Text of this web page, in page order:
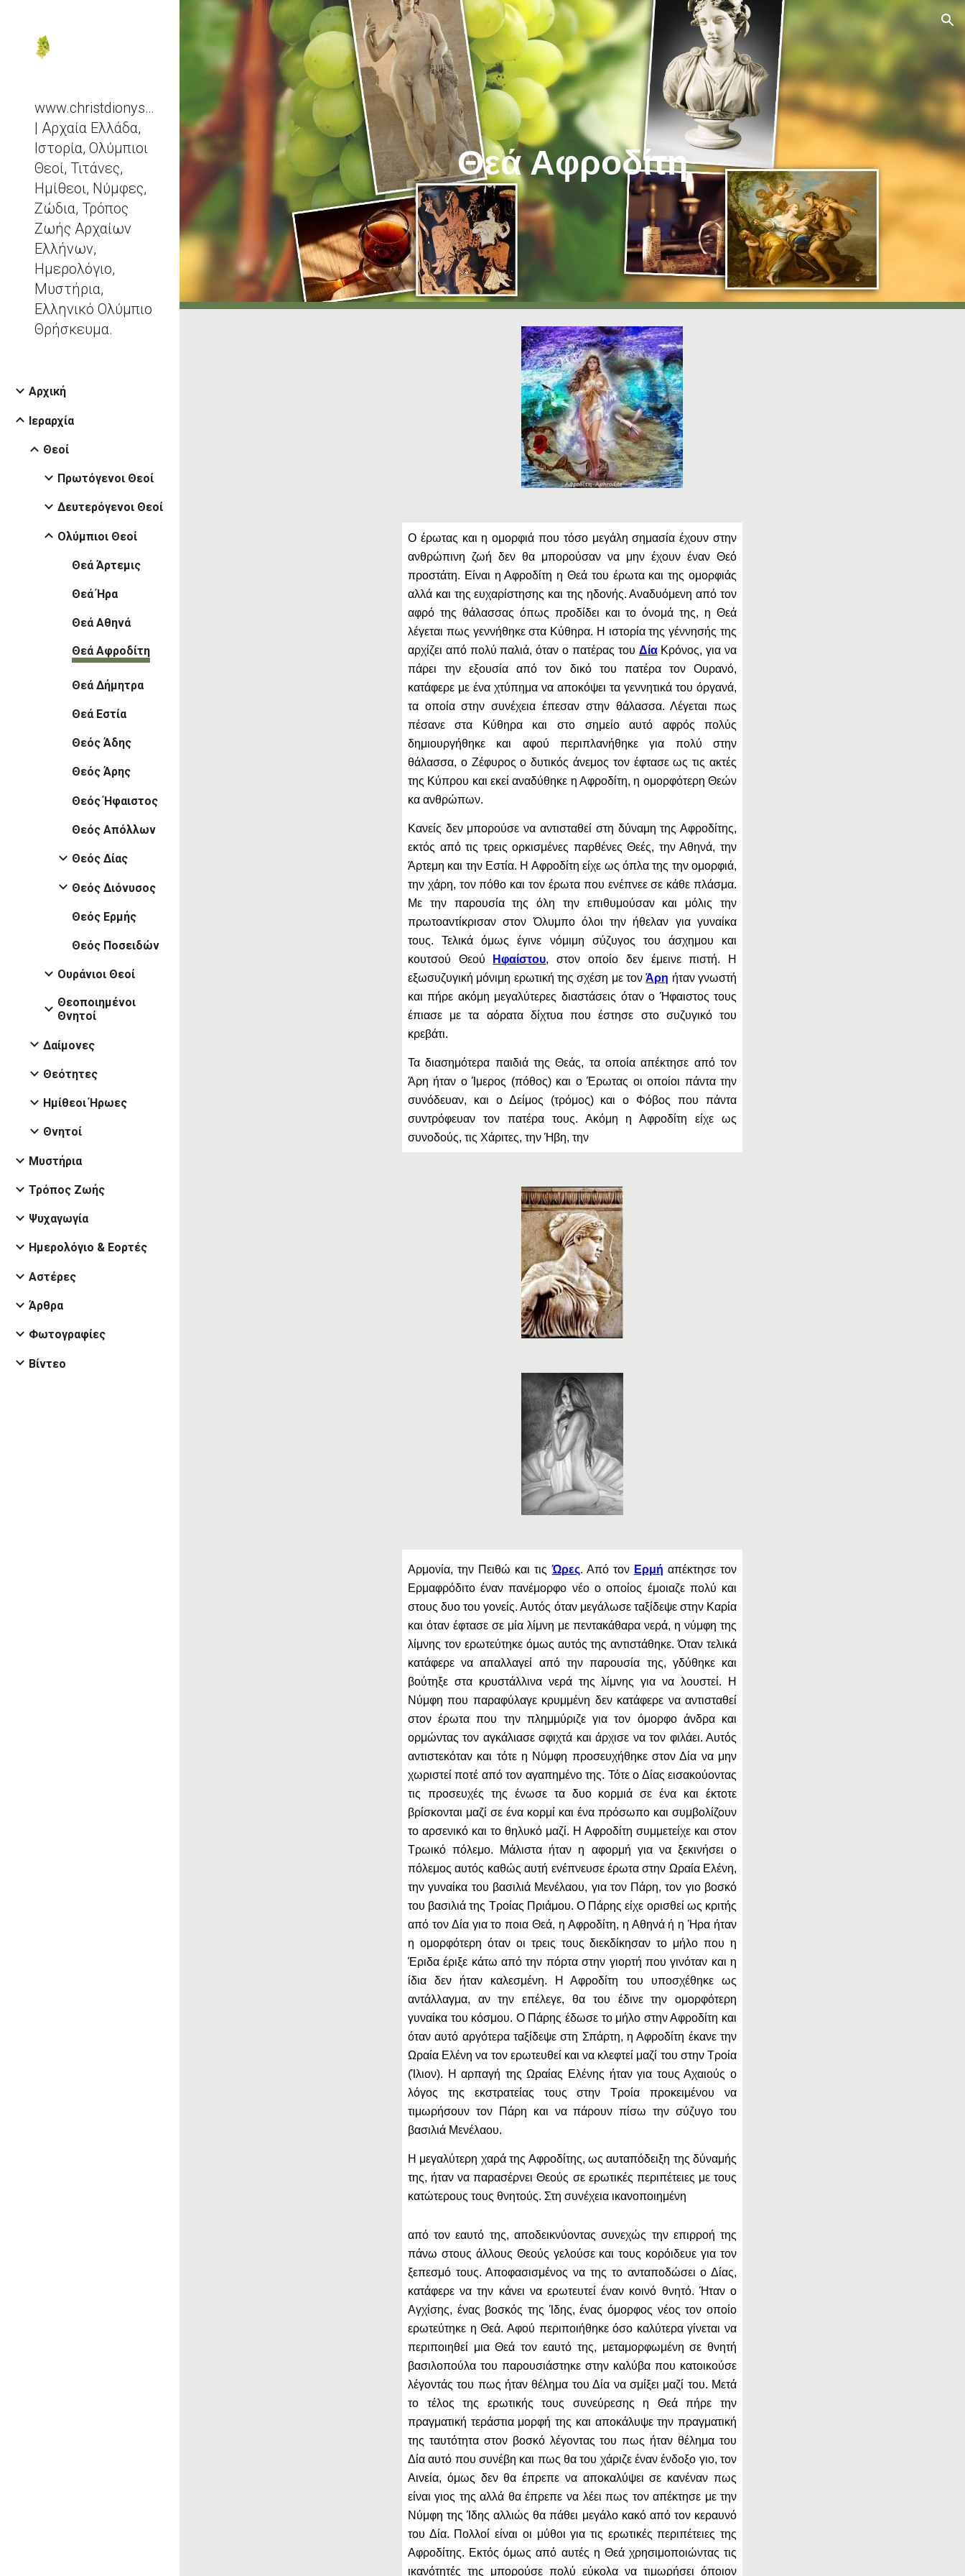
Skip to main content Skip to navigation
www.christdionysos.com
| Αρχαία Ελλάδα,
Ιστορία, Ολύμπιοι
Θεοί, Τιτάνες,
Ημίθεοι, Νύμφες,
Ζώδια, Τρόπος
Ζωής Αρχαίων
Ελλήνων,
Ημερολόγιο,
Μυστήρια,
Ελληνικό Ολύμπιο
Θρήσκευμα.
Αρχική
Ιεραρχία
Θεοί
Πρωτόγενοι Θεοί
Δευτερόγενοι Θεοί
Ολύμπιοι Θεοί
Θεά Άρτεμις
Θεά Ήρα
Θεά Αθηνά
Θεά Αφροδίτη
Θεά Δήμητρα
Θεά Εστία
Θεός Άδης
Θεός Άρης
Θεός Ήφαιστος
Θεός Απόλλων
Θεός Δίας
Θεός Διόνυσος
Θεός Ερμής
Θεός Ποσειδών
Ουράνιοι Θεοί
Θεοποιημένοι
Θνητοί
Δαίμονες
Θεότητες
Ημίθεοι Ήρωες
Θνητοί
Μυστήρια
Τρόπος Ζωής
Ψυχαγωγία
Ημερολόγιο & Εορτές
Αστέρες
Άρθρα
Φωτογραφίες
Βίντεο
Θεά Αφροδίτη
Ο έρωτας και η ομορφιά που τόσο μεγάλη σημασία έχουν στην
ανθρώπινη ζωή δεν θα μπορούσαν να μην έχουν έναν Θεό
προστάτη. Είναι η Αφροδίτη η Θεά του έρωτα και της ομορφιάς
αλλά και της ευχαρίστησης και της ηδονής. Αναδυόμενη από τον
αφρό της θάλασσας όπως προδίδει και το όνομά της, η Θεά
λέγεται πως γεννήθηκε στα Κύθηρα. Η ιστορία της γέννησής της
αρχίζει από πολύ παλιά, όταν ο πατέρας του ΔίαΚρόνος, για να
πάρει την εξουσία από τον δικό του πατέρα τον Ουρανό,
κατάφερε με ένα χτύπημα να αποκόψει τα γεννητικά του όργανά,
τα οποία στην συνέχεια έπεσαν στην θάλασσα. Λέγεται πως
πέσανε στα Κύθηρα και στο σημείο αυτό αφρός πολύς
δημιουργήθηκε και αφού περιπλανήθηκε για πολύ στην
θάλασσα, ο Ζέφυρος ο δυτικός άνεμος τον έφτασε ως τις ακτές
της Κύπρου και εκεί αναδύθηκε η Αφροδίτη, η ομορφότερη Θεών
κα ανθρώπων.
Κανείς δεν μπορούσε να αντισταθεί στη δύναμη της Αφροδίτης,
εκτός από τις τρεις ορκισμένες παρθένες Θεές, την Αθηνά, την
Άρτεμη και την Εστία. Η Αφροδίτη είχε ως όπλα της την ομορφιά,
την χάρη, τον πόθο και τον έρωτα που ενέπνεε σε κάθε πλάσμα.
Με την παρουσία της όλη την επιθυμούσαν και μόλις την
πρωτοαντίκρισαν στον Όλυμπο όλοι την ήθελαν για γυναίκα
τους. Τελικά όμως έγινε νόμιμη σύζυγος του άσχημου και
κουτσού Θεού
Ηφαίστου, στον οποίο δεν έμεινε πιστή. Η
εξωσυζυγική μόνιμη ερωτική της σχέση με τονΆρη ήταν γνωστή
και πήρε ακόμη μεγαλύτερες διαστάσεις όταν ο Ήφαιστος τους
έπιασε με τα αόρατα δίχτυα που έστησε στο συζυγικό του
κρεβάτι.
Τα διασημότερα παιδιά της Θεάς, τα οποία απέκτησε από τον
Άρη ήταν ο Ίμερος (πόθος) και ο Έρωτας οι οποίοι πάντα την
συνόδευαν, και ο Δείμος (τρόμος) και ο Φόβος που πάντα
συντρόφευαν τον πατέρα τους. Ακόμη η Αφροδίτη είχε ως
συνοδούς, τις Χάριτες, την Ήβη, την
Αρμονία, την Πειθώ και τιςΏρες. Από τον Ερμή απέκτησε τον
Ερμαφρόδιτο έναν πανέμορφο νέο ο οποίος έμοιαζε πολύ και
στους δυο του γονείς. Αυτός όταν μεγάλωσε ταξίδεψε στην Καρία
και όταν έφτασε σε μία λίμνη με πεντακάθαρα νερά, η νύμφη της
λίμνης τον ερωτεύτηκε όμως αυτός της αντιστάθηκε. Όταν τελικά
κατάφερε να απαλλαγεί από την παρουσία της, γδύθηκε και
βούτηξε στα κρυστάλλινα νερά της λίμνης για να λουστεί. Η
Νύμφη που παραφύλαγε κρυμμένη δεν κατάφερε να αντισταθεί
στον έρωτα που την πλημμύριζε για τον όμορφο άνδρα και
ορμώντας τον αγκάλιασε σφιχτά και άρχισε να τον φιλάει. Αυτός
αντιστεκόταν και τότε η Νύμφη προσευχήθηκε στον Δία να μην
χωριστεί ποτέ από τον αγαπημένο της. Τότε ο Δίας εισακούοντας
τις προσευχές της ένωσε τα δυο κορμιά σε ένα και έκτοτε
βρίσκονται μαζί σε ένα κορμί και ένα πρόσωπο και συμβολίζουν
το αρσενικό και το θηλυκό μαζί. Η Αφροδίτη συμμετείχε και στον
Τρωικό πόλεμο. Μάλιστα ήταν η αφορμή για να ξεκινήσει ο
πόλεμος αυτός καθώς αυτή ενέπνευσε έρωτα στην Ωραία Ελένη,
την γυναίκα του βασιλιά Μενέλαου, για τον Πάρη, τον γιο βοσκό
του βασιλιά της Τροίας Πριάμου. Ο Πάρης είχε ορισθεί ως κριτής
από τον Δία για το ποια Θεά, η Αφροδίτη, η Αθηνά ή η Ήρα ήταν
η ομορφότερη όταν οι τρεις τους διεκδίκησαν το μήλο που η
Έριδα έριξε κάτω από την πόρτα στην γιορτή που γινόταν και η
ίδια δεν ήταν καλεσμένη. Η Αφροδίτη του υποσχέθηκε ως
αντάλλαγμα, αν την επέλεγε, θα του έδινε την ομορφότερη
γυναίκα του κόσμου. Ο Πάρης έδωσε το μήλο στην Αφροδίτη και
όταν αυτό αργότερα ταξίδεψε στη Σπάρτη, η Αφροδίτη έκανε την
Ωραία Ελένη να τον ερωτευθεί και να κλεφτεί μαζί του στην Τροία
(Ίλιον). Η αρπαγή της Ωραίας Ελένης ήταν για τους Αχαιούς ο
λόγος της εκστρατείας τους στην Τροία προκειμένου να
τιμωρήσουν τον Πάρη και να πάρουν πίσω την σύζυγο του
βασιλιά Μενέλαου.
Η μεγαλύτερη χαρά της Αφροδίτης, ως αυταπόδειξη της δύναμής
της, ήταν να παρασέρνει Θεούς σε ερωτικές περιπέτειες με τους
κατώτερους τους θνητούς. Στη συνέχεια ικανοποιημένη
από τον εαυτό της, αποδεικνύοντας συνεχώς την επιρροή της
πάνω στους άλλους Θεούς γελούσε και τους κορόιδευε για τον
ξεπεσμό τους. Αποφασισμένος να της το ανταποδώσει ο Δίας,
κατάφερε να την κάνει να ερωτευτεί έναν κοινό θνητό. Ήταν ο
Αγχίσης, ένας βοσκός της Ίδης, ένας όμορφος νέος τον οποίο
ερωτεύτηκε η Θεά. Αφού περιποιήθηκε όσο καλύτερα γίνεται να
περιποιηθεί μια Θεά τον εαυτό της, μεταμορφωμένη σε θνητή
βασιλοπούλα του παρουσιάστηκε στην καλύβα που κατοικούσε
λέγοντάς του πως ήταν θέλημα του Δία να σμίξει μαζί του. Μετά
το τέλος της ερωτικής τους συνεύρεσης η Θεά πήρε την
πραγματική τεράστια μορφή της και αποκάλυψε την πραγματική
της ταυτότητα στον βοσκό λέγοντας του πως ήταν θέλημα του
Δία αυτό που συνέβη και πως θα του χάριζε έναν ένδοξο γιο, τον
Αινεία, όμως δεν θα έπρεπε να αποκαλύψει σε κανέναν πως
είναι γιος της αλλά θα έπρεπε να λέει πως τον απέκτησε με την
Νύμφη της Ίδης αλλιώς θα πάθει μεγάλο κακό από τον κεραυνό
του Δία. Πολλοί είναι οι μύθοι για τις ερωτικές περιπέτειες της
Αφροδίτης. Εκτός όμως από αυτές η Θεά χρησιμοποιώντας τις
ικανότητές της μπορούσε πολύ εύκολα να τιμωρήσει όποιον